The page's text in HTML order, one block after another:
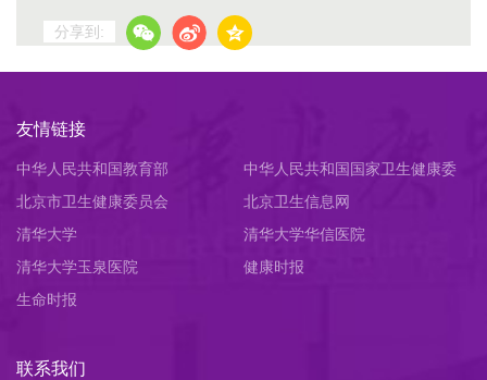
分享到:
友情链接
中华人民共和国教育部
中华人民共和国国家卫生健康委
员会
北京市卫生健康委员会
北京卫生信息网
清华大学
清华大学华信医院
清华大学玉泉医院
健康时报
生命时报
联系我们